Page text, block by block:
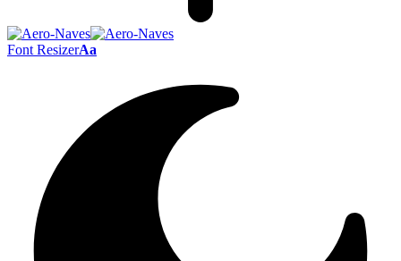
Font ResizerAa